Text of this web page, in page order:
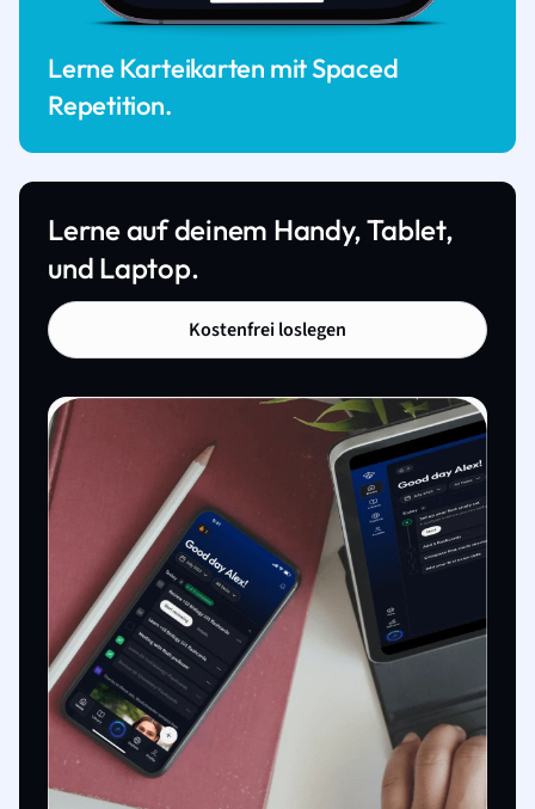
Lerne Karteikarten mit Spaced
Repetition.
Lerne auf deinem Handy, Tablet,
und Laptop.
Kostenfrei loslegen